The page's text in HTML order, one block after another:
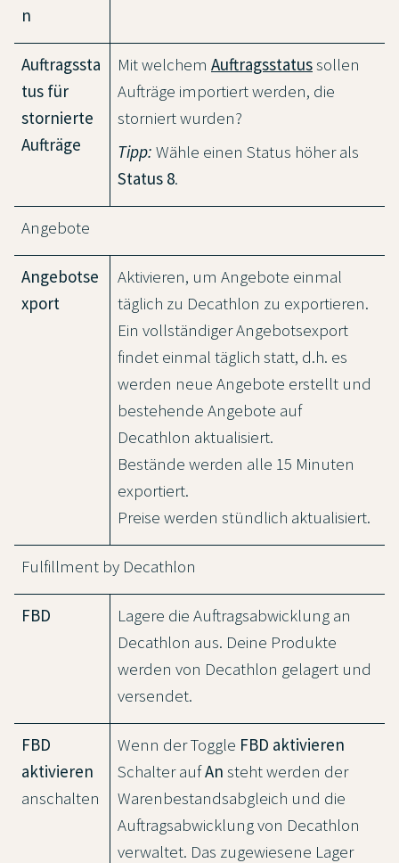
n
Auftragssta
tus für
stornierte
Aufträge
Mit welchem Auftragsstatussollen
Aufträge importiert werden, die
storniert wurden?
Tipp: Wähle einen Status höher als
Status 8.
Angebote
Angebotse
xport
Aktivieren, um Angebote einmal
täglich zu Decathlon zu exportieren.
Ein vollständiger Angebotsexport
findet einmal täglich statt, d.h. es
werden neue Angebote erstellt und
bestehende Angebote auf
Decathlon aktualisiert.
Bestände werden alle 15 Minuten
exportiert.
Preise werden stündlich aktualisiert.
Fulfillment by Decathlon
FBD
Lagere die Auftragsabwicklung an
Decathlon aus. Deine Produkte
werden von Decathlon gelagert und
versendet.
FBD
aktivieren
anschalten
Wenn der Toggle FBD aktivieren
Schalter aufAn steht werden der
Warenbestandsabgleich und die
Auftragsabwicklung von Decathlon
verwaltet. Das zugewiesene Lager